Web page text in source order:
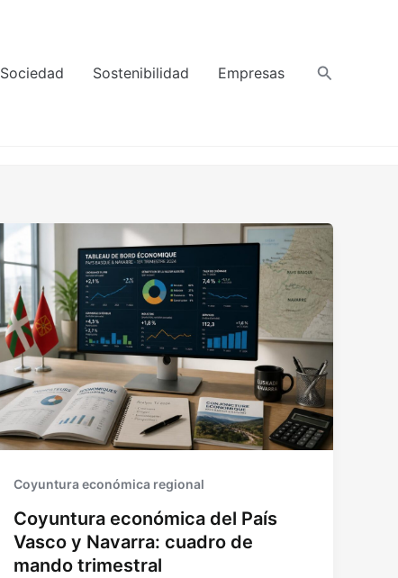
Sociedad Sostenibilidad Empresas Buscar
Coyuntura económica regional
Coyuntura económica del País
Vasco y Navarra: cuadro de
mando trimestral